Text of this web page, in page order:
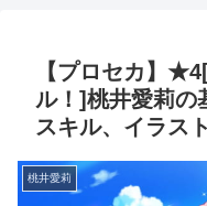
【プロセカ】
ル！]桃井愛莉の
スキル、イラス
桃井愛莉